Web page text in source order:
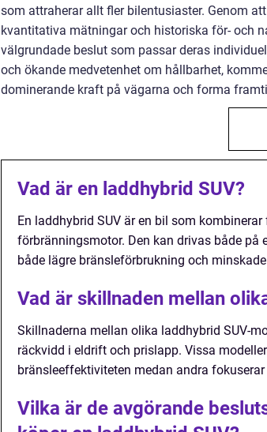
som attraherar allt fler bilentusiaster. Genom
kvantitativa mätningar och historiska för- och
välgrundade beslut som passar deras
och ökande medvetenhet om hållbarhet,
dominerande kraft på vägarna och forma
Vad är en laddhybrid SUV?
En laddhybrid SUV är en bil som
förbränningsmotor. Den kan drivas både på
både lägre bränsleförbrukning och
Vad är skillnaden mellan
Skillnaderna mellan olika laddhybrid SUV-
räckvidd i eldrift och prislapp. Vissa
bränsleeffektiviteten medan andra
Vilka är de avgörande